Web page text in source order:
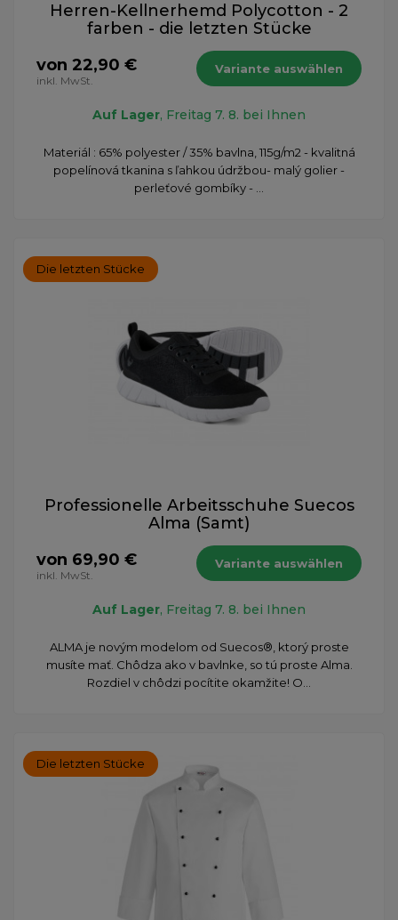
Herren-Kellnerhemd Polycotton - 2
farben - die letzten Stücke
von 22,90 €
inkl. MwSt.
Variante auswählen
Auf Lager, Freitag 7. 8. bei Ihnen
Materiál : 65% polyester / 35% bavlna, 115g/m2 - kvalitná
popelínová tkanina s ľahkou údržbou ​- malý golier -
perleťové gombíky - ...
Die letzten Stücke
Professionelle Arbeitsschuhe Suecos
Alma (Samt)
von 69,90 €
inkl. MwSt.
Variante auswählen
Auf Lager, Freitag 7. 8. bei Ihnen
ALMA je novým modelom od Suecos®, ktorý proste
musíte mať. Chôdza ako v bavlnke, so tú proste Alma.
Rozdiel v chôdzi pocítite okamžite! O...
Die letzten Stücke